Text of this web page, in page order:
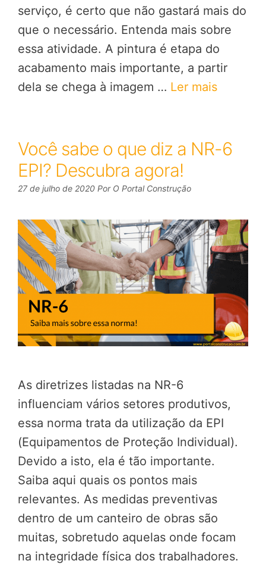
serviço, é certo que não gastará mais do
que o necessário. Entenda mais sobre
essa atividade. A pintura é etapa do
acabamento mais importante, a partir
dela se chega à imagem … Ler mais
Você sabe o que diz a NR-6
EPI? Descubra agora!
27 de julho de 2020 Por O Portal Construção
As diretrizes listadas na NR-6
influenciam vários setores produtivos,
essa norma trata da utilização da EPI
(Equipamentos de Proteção Individual).
Devido a isto, ela é tão importante.
Saiba aqui quais os pontos mais
relevantes. As medidas preventivas
dentro de um canteiro de obras são
muitas, sobretudo aquelas onde focam
na integridade física dos trabalhadores.